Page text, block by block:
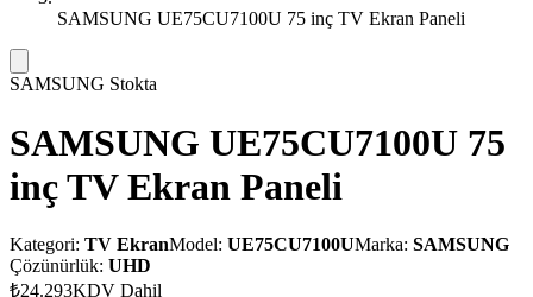
SAMSUNG UE75CU7100U 75 inç TV Ekran Paneli
SAMSUNG Stokta
SAMSUNG UE75CU7100U 75
inç TV Ekran Paneli
Kategori: TV EkranModel: UE75CU7100UMarka: SAMSUNG
Çözünürlük: UHD
₺24.293KDV Dahil